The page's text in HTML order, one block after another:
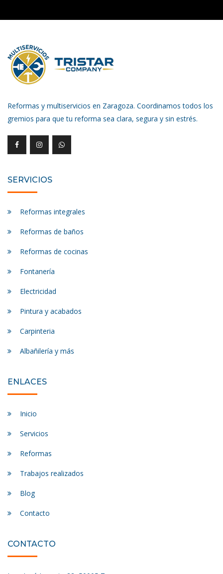
Reformas y multiservicios en Zaragoza. Coordinamos todos los
gremios para que tu reforma sea clara, segura y sin estrés.
SERVICIOS
Reformas integrales
Reformas de baños
Reformas de cocinas
Fontanería
Electricidad
Pintura y acabados
Carpinteria
Albañilería y más
ENLACES
Inicio
Servicios
Reformas
Trabajos realizados
Blog
Contacto
CONTACTO